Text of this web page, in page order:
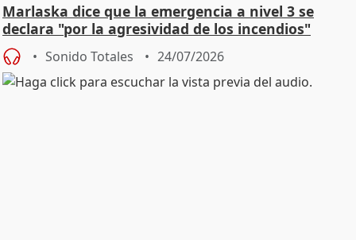
Marlaska dice que la emergencia a nivel 3 se
declara "por la agresividad de los incendios"
Sonido Totales 24/07/2026